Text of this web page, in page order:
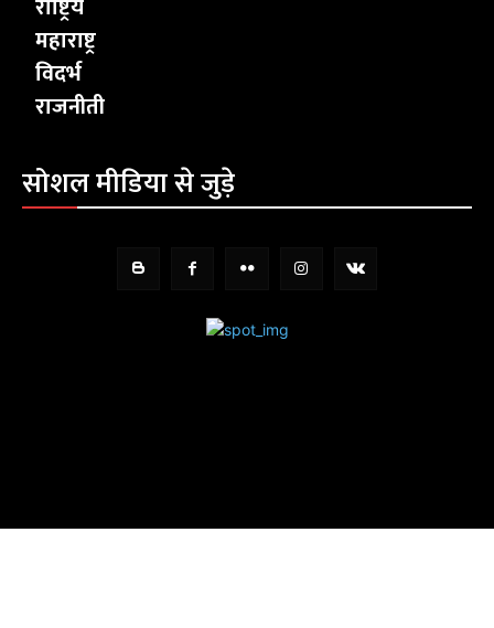
राष्ट्रिय
महाराष्ट्र
विदर्भ
राजनीती
सोशल मीडिया से जुड़े